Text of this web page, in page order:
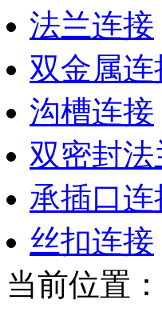
法兰连接
双金属连
沟槽连接
双密封
承插口连
丝扣连接
当前位置：